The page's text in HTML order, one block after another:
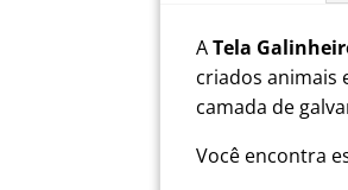
ATela
criados animais
camada de
Você encontra